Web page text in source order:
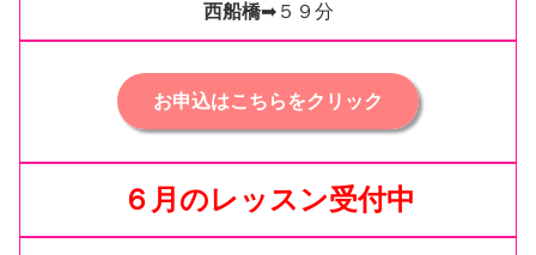
西船橋➡５９分
お申込はこちらをクリック
６月のレッスン受付中